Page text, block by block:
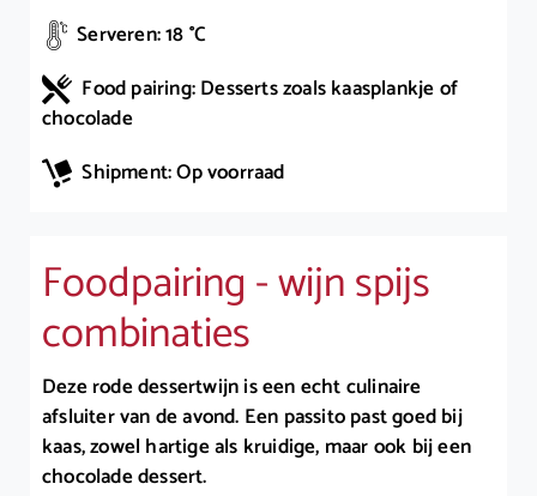
Serveren: 18 °C
Food pairing: Desserts zoals kaasplankje of
chocolade
Shipment: Op voorraad
Foodpairing - wijn spijs
combinaties
Deze rode dessertwijn is een echt culinaire
afsluiter van de avond. Een passito past goed bij
kaas, zowel hartige als kruidige, maar ook bij een
chocolade dessert.